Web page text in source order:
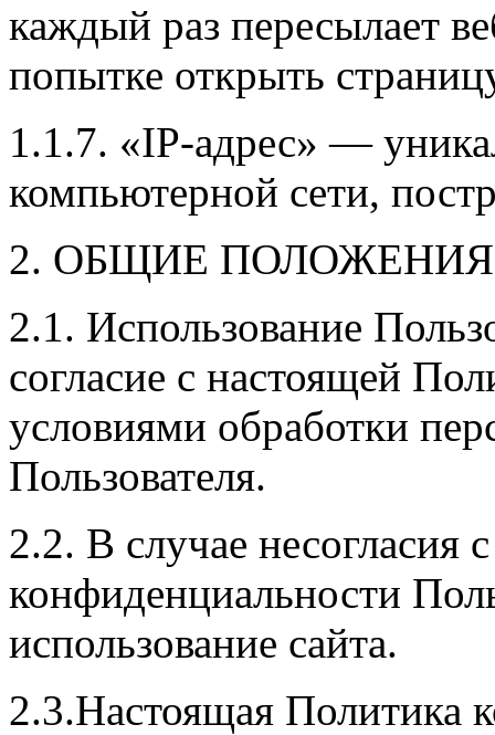
каждый раз пересылает
попытке открыть
1.1.7. «IP-адрес» —
компьютерной сети,
2. ОБЩИЕ ПОЛОЖЕНИЯ
2.1. Использование
согласие с настоящей
условиями обработки
Пользователя.
2.2. В случае несогласия
конфиденциальности
использование сайта.
2.3.Настоящая Политика